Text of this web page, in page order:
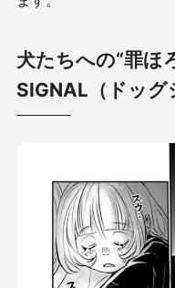
犬たちへの“罪ほ
SIGNAL（ドッ